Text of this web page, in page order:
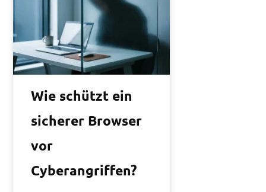
Wie schützt ein
sicherer Browser
vor
Cyberangriffen?